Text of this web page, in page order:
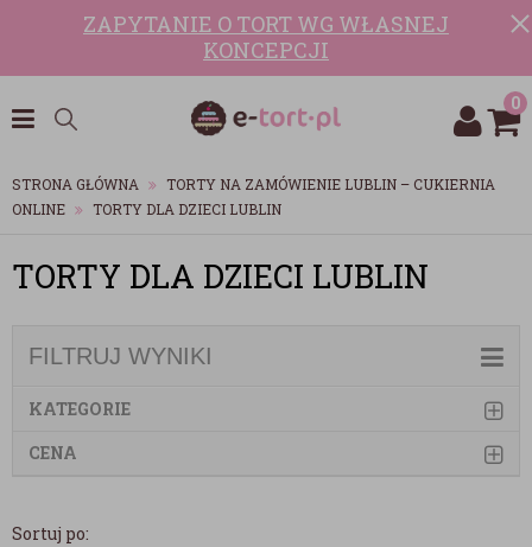
ZAPYTANIE O TORT WG WŁASNEJ
KONCEPCJI
0
STRONA GŁÓWNA
TORTY NA ZAMÓWIENIE LUBLIN – CUKIERNIA
ONLINE
TORTY DLA DZIECI LUBLIN
TORTY DLA DZIECI LUBLIN
FILTRUJ WYNIKI
KATEGORIE
CENA
Sortuj po: